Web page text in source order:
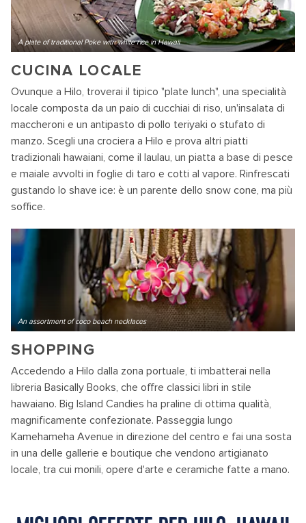
A plate of traditional Poke with white rice in Hawaii
CUCINA LOCALE
Ovunque a Hilo, troverai il tipico "plate lunch", una specialità
locale composta da un paio di cucchiai di riso, un'insalata di
maccheroni e un antipasto di pollo teriyaki o stufato di
manzo. Scegli una crociera a Hilo e prova altri piatti
tradizionali hawaiani, come il laulau, un piatta a base di pesce
e maiale avvolti in foglie di taro e cotti al vapore. Rinfrescati
gustando lo shave ice: è un parente dello snow cone, ma più
soffice.
An assortment of coco beach necklaces
SHOPPING
Accedendo a Hilo dalla zona portuale, ti imbatterai nella
libreria Basically Books, che offre classici libri in stile
hawaiano. Big Island Candies ha praline di ottima qualità,
magnificamente confezionate. Passeggia lungo
Kamehameha Avenue in direzione del centro e fai una sosta
in una delle gallerie e boutique che vendono artigianato
locale, tra cui monili, opere d'arte e ceramiche fatte a mano.